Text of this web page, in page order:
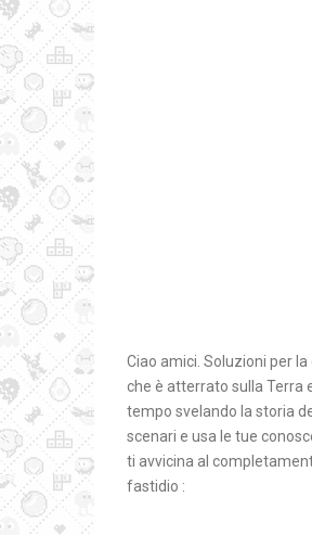
Ciao amici. Soluzioni per
che è atterrato sulla Terra
tempo svelando la storia
scenari e usa le tue
ti avvicina al
fastidio :